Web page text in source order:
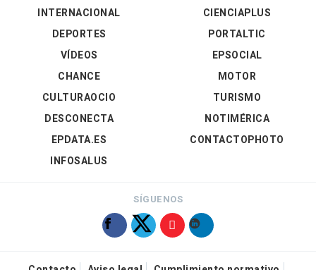
INTERNACIONAL
DEPORTES
VÍDEOS
CIENCIAPLUS
PORTALTIC
EPSOCIAL
CHANCE
CULTURAOCIO
DESCONECTA
EPDATA.ES
INFOSALUS
MOTOR
TURISMO
NOTIMÉRICA
CONTACTOPHOTO
SÍGUENOS